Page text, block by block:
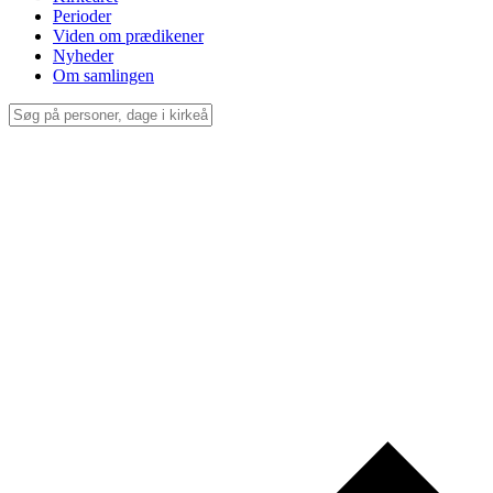
Perioder
Viden om prædikener
Nyheder
Om samlingen